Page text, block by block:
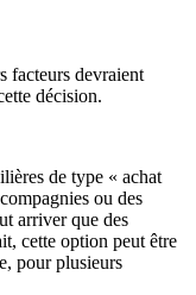
facteurs devraient
décision.
de type « achat
ou des
arriver que des
cette option peut être
pour plusieurs